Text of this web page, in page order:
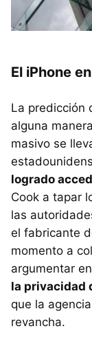
El iPhone
La predicción
alguna
masivo se
logrado
Cook a tapar
las
el fabricante
momento a
argumentar
la privacidad
que la
revancha.